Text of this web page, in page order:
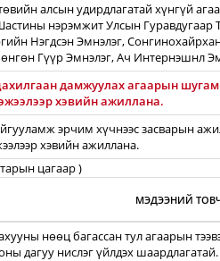
алсын удирдлагатай хүнгүй
нэрэмжит Улсын Гуравдугаар
Нэгдсэн Эмнэлэг,
Гүүр Эмнэлэг, Ач Интернэшнл
дамжуулах агаарын
хэвийн ажиллана.
эрчим хүчнээс засварын
хэвийн ажиллана.
цагаар )
МЭДЭЭНИЙ
нөөц багассан тул агаарын
дагуу нислэг үйлдэх шаардлагатай.